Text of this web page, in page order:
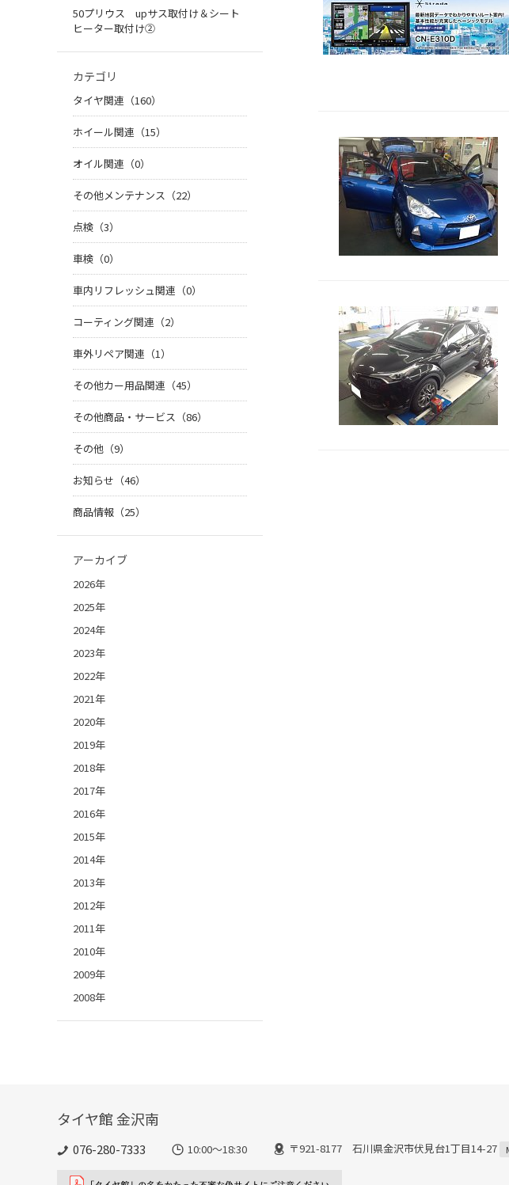
50プリウス upサス取付け＆シート
ヒーター取付け②
カテゴリ
タイヤ関連（160）
ホイール関連（15）
オイル関連（0）
その他メンテナンス（22）
点検（3）
車検（0）
車内リフレッシュ関連（0）
コーティング関連（2）
車外リペア関連（1）
その他カー用品関連（45）
その他商品・サービス（86）
その他（9）
お知らせ（46）
商品情報（25）
アーカイブ
2026年
2025年
2024年
2023年
2022年
2021年
2020年
2019年
2018年
2017年
2016年
2015年
2014年
2013年
2012年
2011年
2010年
2009年
2008年
タイヤ館 金沢南
076-280-7333 10:00～18:30 〒921-8177 石川県金沢市伏見台1丁目14-27